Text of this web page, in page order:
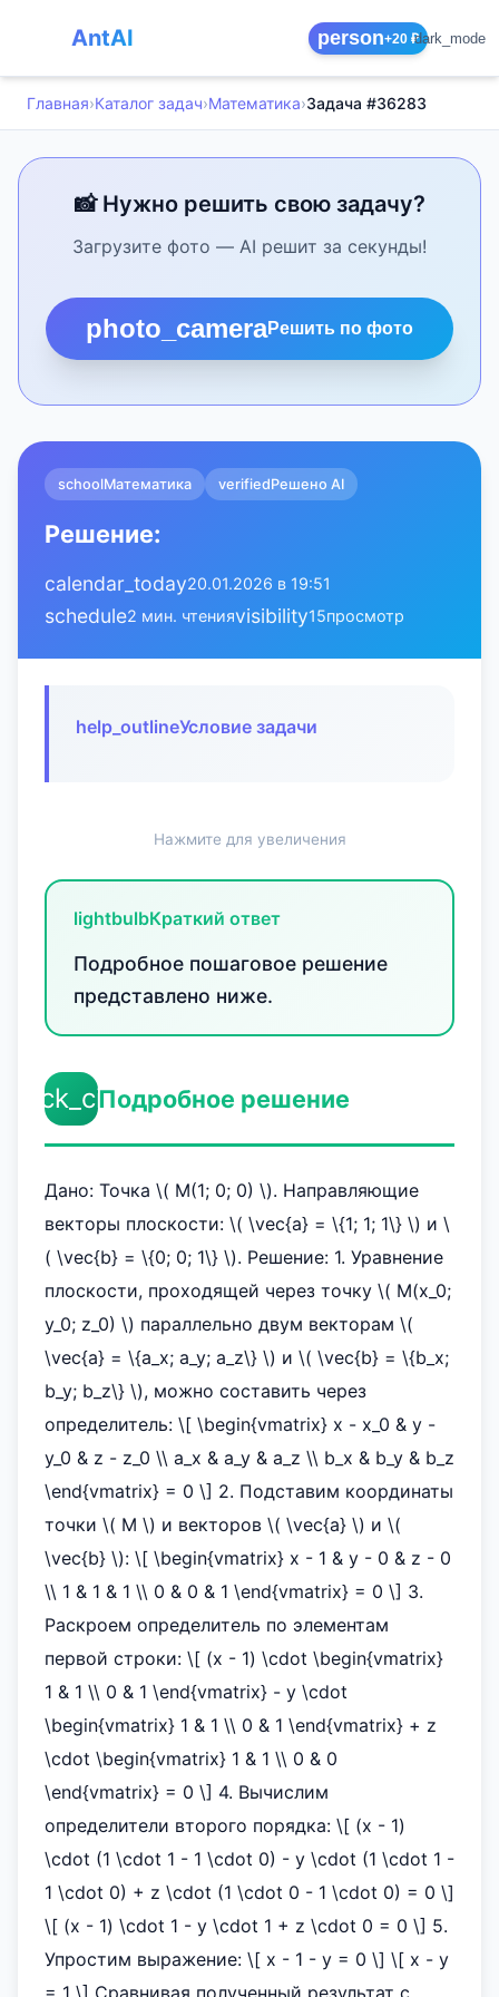
AntAI person+20 ₽dark_mode
Главная›Каталог задач›Математика›Задача #36283
📸 Нужно решить свою задачу?
Загрузите фото — AI решит за секунды!
photo_cameraРешить по фото
schoolМатематика verifiedРешено AI
Решение:
calendar_today20.01.2026 в 19:51
schedule2 мин. чтенияvisibility15просмотр
help_outlineУсловие задачи
Нажмите для увеличения
lightbulbКраткий ответ
Подробное пошаговое решение
представлено ниже.
Подробное решение
Дано: Точка \( M(1; 0; 0) \). Направляющие
векторы плоскости: \( \vec{a} = \{1; 1; 1\} \) и \
( \vec{b} = \{0; 0; 1\} \). Решение: 1. Уравнение
плоскости, проходящей через точку \( M(x_0;
y_0; z_0) \) параллельно двум векторам \(
\vec{a} = \{a_x; a_y; a_z\} \) и \( \vec{b} = \{b_x;
b_y; b_z\} \), можно составить через
определитель: \[ \begin{vmatrix} x - x_0 & y -
y_0 & z - z_0 \\ a_x & a_y & a_z \\ b_x & b_y & b_z
\end{vmatrix} = 0 \] 2. Подставим координаты
точки \( M \) и векторов \( \vec{a} \) и \(
\vec{b} \): \[ \begin{vmatrix} x - 1 & y - 0 & z - 0
\\ 1 & 1 & 1 \\ 0 & 0 & 1 \end{vmatrix} = 0 \] 3.
Раскроем определитель по элементам
первой строки: \[ (x - 1) \cdot \begin{vmatrix}
1 & 1 \\ 0 & 1 \end{vmatrix} - y \cdot
\begin{vmatrix} 1 & 1 \\ 0 & 1 \end{vmatrix} + z
\cdot \begin{vmatrix} 1 & 1 \\ 0 & 0
\end{vmatrix} = 0 \] 4. Вычислим
определители второго порядка: \[ (x - 1)
\cdot (1 \cdot 1 - 1 \cdot 0) - y \cdot (1 \cdot 1 -
1 \cdot 0) + z \cdot (1 \cdot 0 - 1 \cdot 0) = 0 \]
\[ (x - 1) \cdot 1 - y \cdot 1 + z \cdot 0 = 0 \] 5.
Упростим выражение: \[ x - 1 - y = 0 \] \[ x - y
= 1 \] Сравнивая полученный результат с